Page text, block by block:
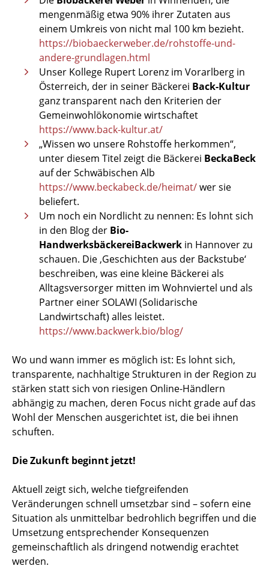
mengenmäßig etwa 90% ihrer Zutaten aus
einem Umkreis von nicht mal 100 km bezieht.
https://biobaeckerweber.de/rohstoffe-und-
andere-grundlagen.html
Unser Kollege Rupert Lorenz im Vorarlberg in
Österreich, der in seiner Bäckerei Back-Kultur
ganz transparent nach den Kriterien der
Gemeinwohlökonomie wirtschaftet
https://www.back-kultur.at/
„Wissen wo unsere Rohstoffe herkommen“,
unter diesem Titel zeigt die Bäckerei BeckaBeck
auf der Schwäbischen Alb
https://www.beckabeck.de/heimat/wer sie
beliefert.
Um noch ein Nordlicht zu nennen: Es lohnt sich
in den Blog der Bio-
HandwerksbäckereiBackwerk in Hannover zu
schauen. Die ‚Geschichten aus der Backstube‘
beschreiben, was eine kleine Bäckerei als
Alltagsversorger mitten im Wohnviertel und als
Partner einer SOLAWI (Solidarische
Landwirtschaft) alles leistet.
https://www.backwerk.bio/blog/
Wo und wann immer es möglich ist: Es lohnt sich,
transparente, nachhaltige Strukturen in der Region zu
stärken statt sich von riesigen Online-Händlern
abhängig zu machen, deren Focus nicht grade auf das
Wohl der Menschen ausgerichtet ist, die bei ihnen
schuften.
Die Zukunft beginnt jetzt!
Aktuell zeigt sich, welche tiefgreifenden
Veränderungen schnell umsetzbar sind – sofern eine
Situation als unmittelbar bedrohlich begriffen und die
Umsetzung entsprechender Konsequenzen
gemeinschaftlich als dringend notwendig erachtet
werden.